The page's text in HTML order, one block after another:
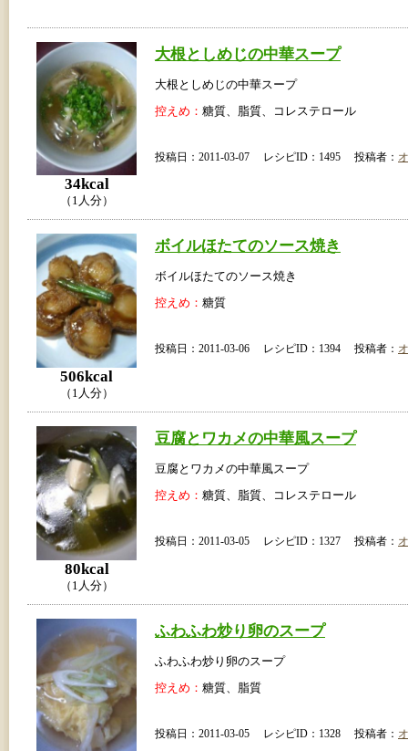
34kcal
（1人分）
大根としめじの中華スープ
大根としめじの中華スープ
控えめ： 糖質、脂質、コレステロール
投稿日：2011-03-07 レシピID：1495 投稿者：
506kcal
（1人分）
ボイルほたてのソース焼き
ボイルほたてのソース焼き
控えめ： 糖質
投稿日：2011-03-06 レシピID：1394 投稿者：
80kcal
（1人分）
豆腐とワカメの中華風スープ
豆腐とワカメの中華風スープ
控えめ： 糖質、脂質、コレステロール
投稿日：2011-03-05 レシピID：1327 投稿者：
ふわふわ炒り卵のスープ
ふわふわ炒り卵のスープ
控えめ： 糖質、脂質
投稿日：2011-03-05 レシピID：1328 投稿者：